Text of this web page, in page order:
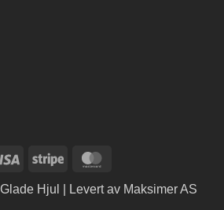
Visa Stripe
Hjul | Levert av Maksimer AS